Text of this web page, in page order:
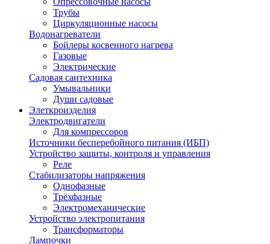
Трубы
Циркуляционные насосы
Водонагреватели
Бойлеры косвенного нагрева
Газовые
Электрические
Садовая сантехника
Умывальники
Души садовые
Элеткроизделия
Электродвигатели
Для компрессоров
Источники бесперебойного питания (ИБП)
Устройство защиты, контроля и управления
Реле
Стабилизаторы напряжения
Однофазные
Трёхфазные
Электромеханические
Устройство электропитания
Трансформаторы
Лампочки